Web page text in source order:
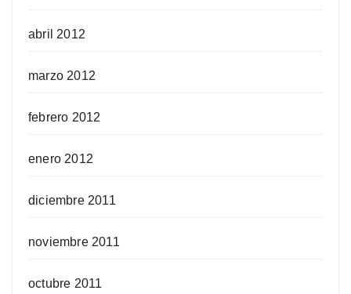
abril 2012
marzo 2012
febrero 2012
enero 2012
diciembre 2011
noviembre 2011
octubre 2011